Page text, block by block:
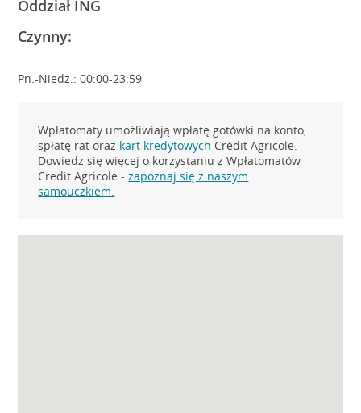
Oddział ING
Czynny:
Pn.-Niedz.: 00:00-23:59
Wpłatomaty umożliwiają wpłatę gotówki na konto,
spłatę rat oraz kart kredytowych Crédit Agricole.
Dowiedz się więcej o korzystaniu z Wpłatomatów
Credit Agricole -zapoznaj się z naszym
samouczkiem.